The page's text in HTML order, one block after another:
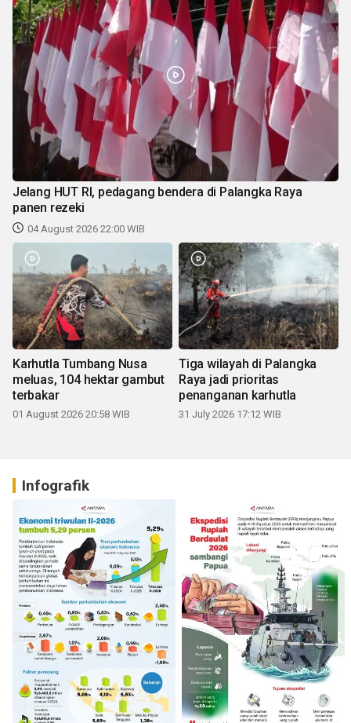
Jelang HUT RI, pedagang bendera di Palangka Raya
panen rezeki
04 August 2026 22:00 WIB
Karhutla Tumbang Nusa
meluas, 104 hektar gambut
terbakar
01 August 2026 20:58 WIB
Tiga wilayah di Palangka
Raya jadi prioritas
penanganan karhutla
31 July 2026 17:12 WIB
Infografik